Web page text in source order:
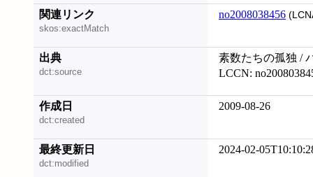
関連リンク
skos:exactMatch
no2008038456
出典
dct:source
素数たちの孤独 /
LCCN:
作成日
dct:created
2009-08-26
最終更新日
dct:modified
2024-02-